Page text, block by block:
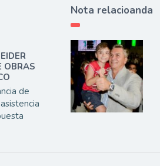
OBRAS
de
Nota relacioanda